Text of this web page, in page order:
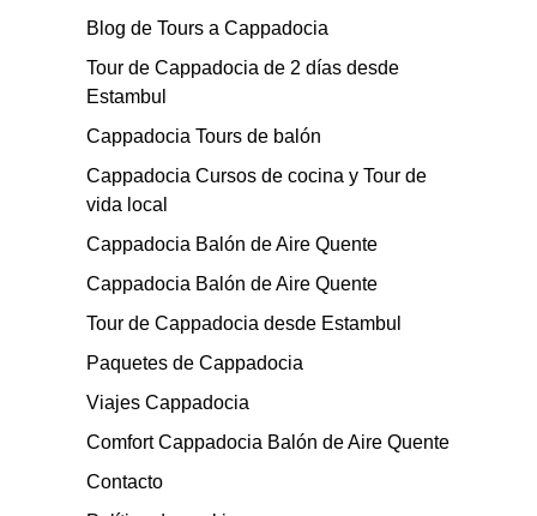
Blog de Tours a Cappadocia
Tour de Cappadocia de 2 días desde
Estambul
Cappadocia Tours de balón
Cappadocia Cursos de cocina y Tour de
vida local
Cappadocia Balón de Aire Quente
Cappadocia Balón de Aire Quente
Tour de Cappadocia desde Estambul
Paquetes de Cappadocia
Viajes Cappadocia
Comfort Cappadocia Balón de Aire Quente
Contacto